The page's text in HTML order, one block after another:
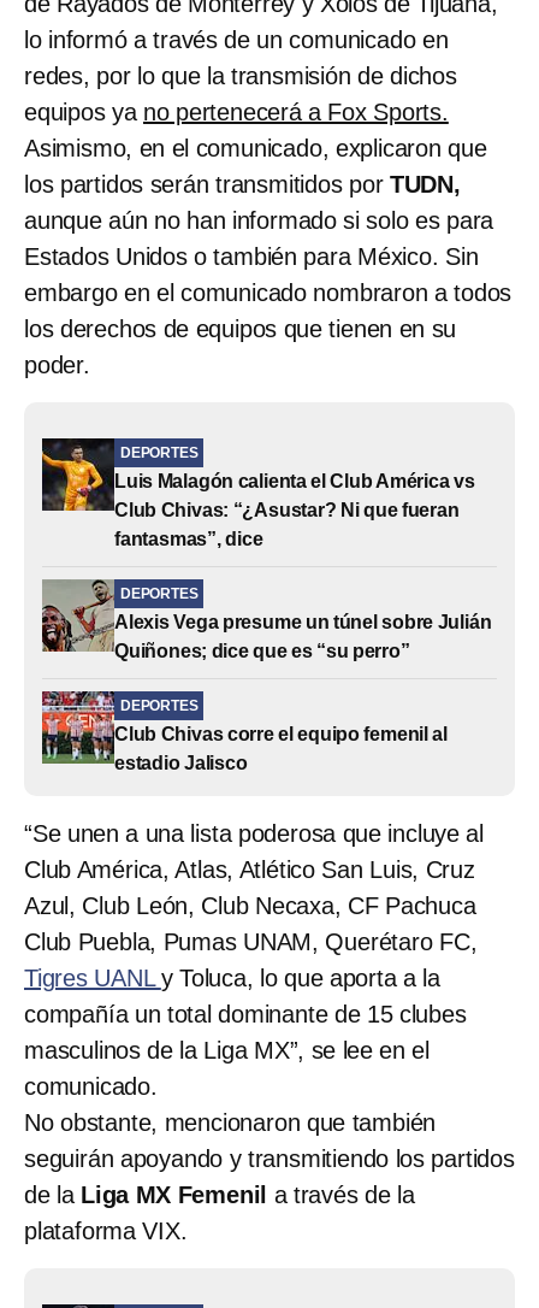
lo informó a través de un comunicado en
redes, por lo que la transmisión de dichos
equipos ya no pertenecerá a Fox Sports.
Asimismo, en el comunicado, explicaron que
los partidos serán transmitidos porTUDN,
aunque aún no han informado si solo es para
Estados Unidos o también para México. Sin
embargo en el comunicado nombraron a todos
los derechos de equipos que tienen en su
poder.
DEPORTES
Luis Malagón calienta el Club América vs
Club Chivas: “¿Asustar? Ni que fueran
fantasmas”, dice
DEPORTES
Alexis Vega presume un túnel sobre Julián
Quiñones; dice que es “su perro”
DEPORTES
Club Chivas corre el equipo femenil al
estadio Jalisco
“Se unen a una lista poderosa que incluye al
Club América, Atlas, Atlético San Luis, Cruz
Azul, Club León, Club Necaxa, CF Pachuca
Club Puebla, Pumas UNAM, Querétaro FC,
Tigres UANLy Toluca, lo que aporta a la
compañía un total dominante de 15 clubes
masculinos de la Liga MX”, se lee en el
comunicado.
No obstante, mencionaron que también
seguirán apoyando y transmitiendo los partidos
de laLiga MX Femenil a través de la
plataforma VIX.